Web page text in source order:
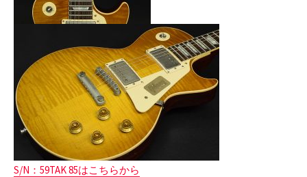
S/N：59TAK 85はこちらから